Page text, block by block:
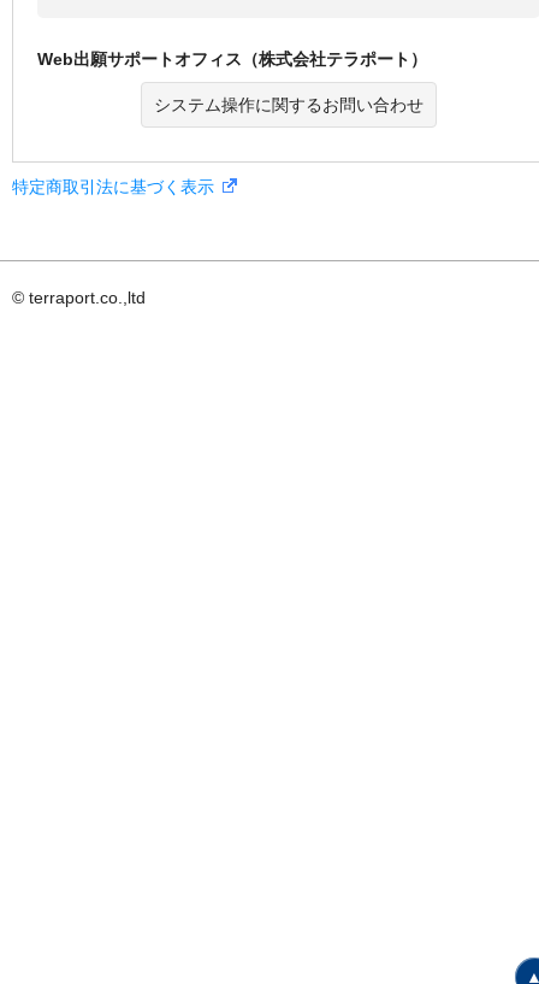
Web出願サポートオフィス（株式会社テラポート）
システム操作に関するお問い合わせ
特定商取引法に基づく表示
© terraport.co.,ltd